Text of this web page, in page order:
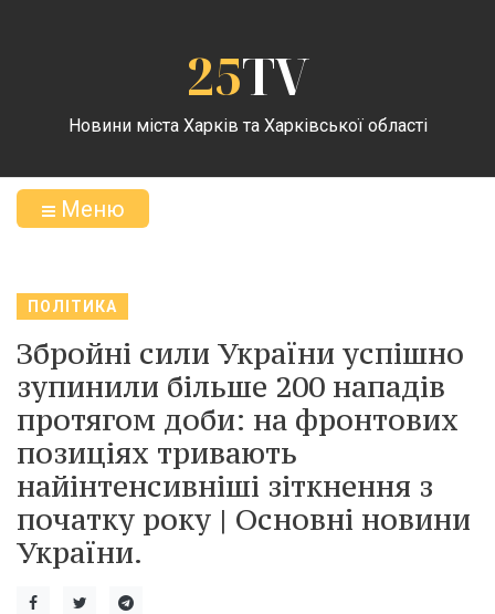
25TV
Новини міста Харків та Харківської області
Меню
ПОЛІТИКА
Збройні сили України успішно
зупинили більше 200 нападів
протягом доби: на фронтових
позиціях тривають
найінтенсивніші зіткнення з
початку року | Основні новини
України.